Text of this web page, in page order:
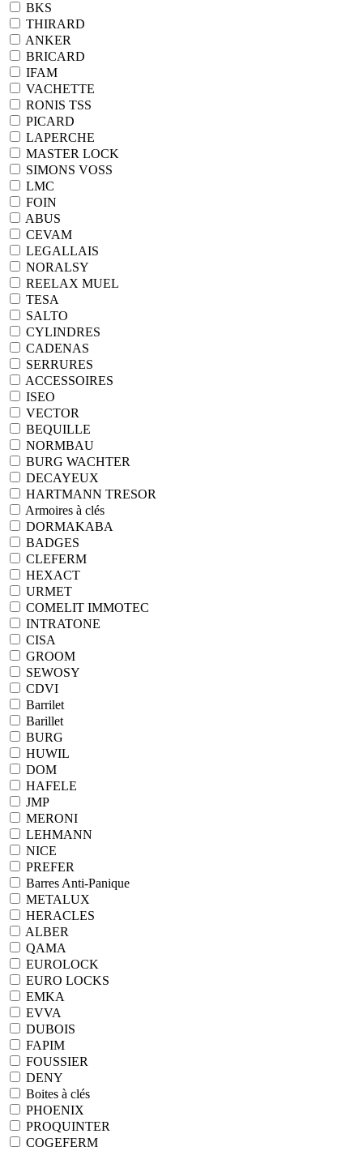
BKS
THIRARD
ANKER
BRICARD
IFAM
VACHETTE
RONIS TSS
PICARD
LAPERCHE
MASTER LOCK
SIMONS VOSS
LMC
FOIN
ABUS
CEVAM
LEGALLAIS
NORALSY
REELAX MUEL
TESA
SALTO
CYLINDRES
CADENAS
SERRURES
ACCESSOIRES
ISEO
VECTOR
BEQUILLE
NORMBAU
BURG WACHTER
DECAYEUX
HARTMANN TRESOR
Armoires à clés
DORMAKABA
BADGES
CLEFERM
HEXACT
URMET
COMELIT IMMOTEC
INTRATONE
CISA
GROOM
SEWOSY
CDVI
Barrilet
Barillet
BURG
HUWIL
DOM
HAFELE
JMP
MERONI
LEHMANN
NICE
PREFER
Barres Anti-Panique
METALUX
HERACLES
ALBER
QAMA
EUROLOCK
EURO LOCKS
EMKA
EVVA
DUBOIS
FAPIM
FOUSSIER
DENY
Boites à clés
PHOENIX
PROQUINTER
COGEFERM